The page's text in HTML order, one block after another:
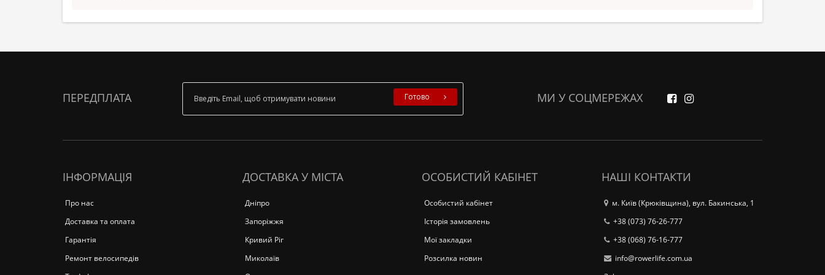
ПЕРЕДПЛАТА Готово МИ У СОЦМЕРЕЖАХ
ІНФОРМАЦІЯ
Про нас
Доставка та оплата
Гарантія
Ремонт велосипедів
ДОСТАВКА У МІСТА
Дніпро
Запоріжжя
Кривий Ріг
Миколаїв
ОСОБИСТИЙ КАБІНЕТ
Особистий кабінет
Історія замовлень
Мої закладки
Розсилка новин
НАШІ КОНТАКТИ
м. Київ (Крюківщина), вул. Бакинська, 1
+38 (073) 76-26-777
+38 (068) 76-16-777
info@rowerlife.com.ua